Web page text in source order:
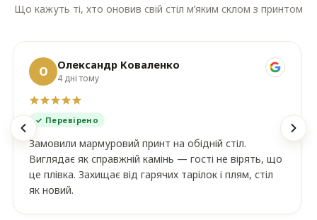
Що кажуть ті, хто оновив свій стіл м’яким склом з принтом
О Олександр Коваленко
4 дні тому
✓ Перевірено
Замовили мармуровий принт на обідній стіл.
Виглядає як справжній камінь — гості не вірять, що
це плівка. Захищає від гарячих тарілок і плям, стіл
як новий.